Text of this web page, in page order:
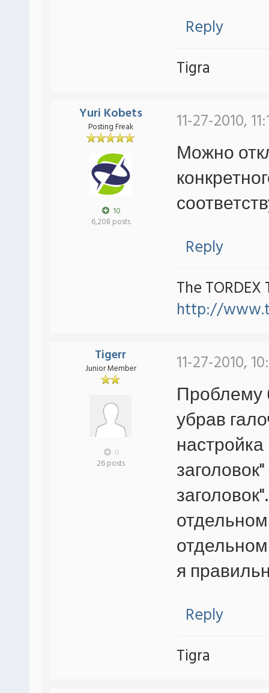
Reply
Tigra
Yuri Kobets
Posting Freak
10
6,208 posts
11-27-2010,
Можно
Reply
The TORDEX
http://
Tigerr
Junior Member
0
26 posts
11-27-2010,
Проблему
убрав
я
Reply
Tigra